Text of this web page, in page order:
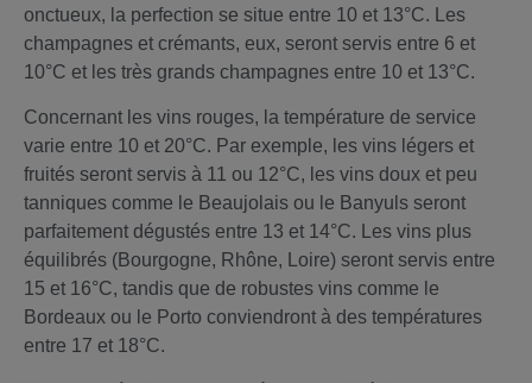
onctueux, la perfection se situe entre 10 et 13°C. Les
champagnes et crémants, eux, seront servis entre 6 et
10°C et les très grands champagnes entre 10 et 13°C.
Concernant les vins rouges, la température de service
varie entre 10 et 20°C. Par exemple, les vins légers et
fruités seront servis à 11 ou 12°C, les vins doux et peu
tanniques comme le Beaujolais ou le Banyuls seront
parfaitement dégustés entre 13 et 14°C. Les vins plus
équilibrés (Bourgogne, Rhône, Loire) seront servis entre
15 et 16°C, tandis que de robustes vins comme le
Bordeaux ou le Porto conviendront à des températures
entre 17 et 18°C.